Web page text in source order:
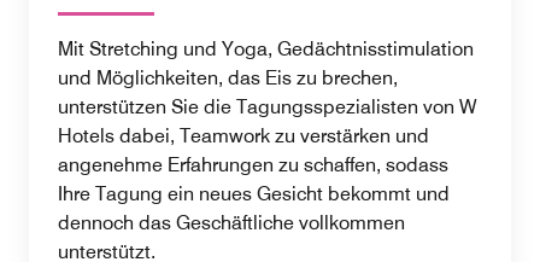
Mit Stretching und Yoga, Gedächtnisstimulation
und Möglichkeiten, das Eis zu brechen,
unterstützen Sie die Tagungsspezialisten von W
Hotels dabei, Teamwork zu verstärken und
angenehme Erfahrungen zu schaffen, sodass
Ihre Tagung ein neues Gesicht bekommt und
dennoch das Geschäftliche vollkommen
unterstützt.